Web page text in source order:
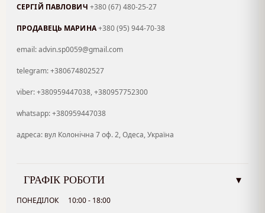
СЕРГІЙ ПАВЛОВИЧ +380 (67) 480-25-27
ПРОДАВЕЦЬ МАРИНА+380 (95) 944-70-38
email: advin.sp0059@gmail.com
telegram: +380674802527
viber: +380959447038, +380957752300
whatsapp: +380959447038
адреса: вул Колонічна 7 оф. 2, Одеса, Україна
ГРАФІК РОБОТИ ▾
ПОНЕДІЛОК 10:00 - 18:00